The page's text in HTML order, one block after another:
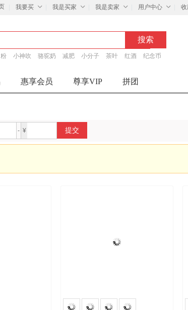
我要买 我是买家 我是卖家 用户中心 收
小神吹 骆驼奶 减肥 小分子 茶叶 红酒 纪念币
惠享会员 尊享VIP 拼团
- ¥ 提交